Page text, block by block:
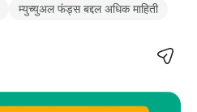
म्युच्युअल फंड्स बद्दल अधिक माहिती